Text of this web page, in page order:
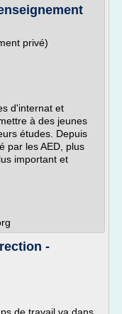
privé)
d'internat et
à des jeunes
études. Depuis
par les AED, plus
important et
-